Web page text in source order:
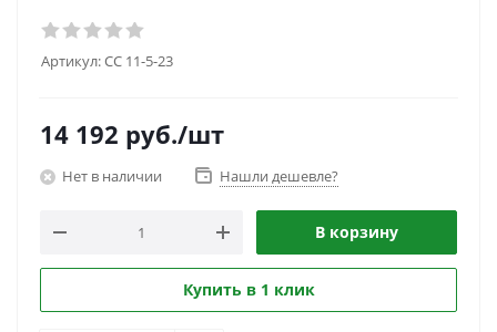
Артикул:CC 11-5-23
14 192 руб./шт
Нет в наличии Нашли дешевле?
В корзину
Купить в 1 клик